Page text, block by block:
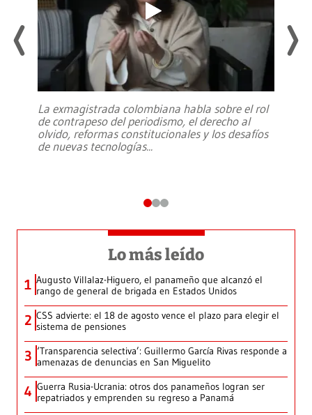
La exmagistrada colombiana habla sobre el rol
de contrapeso del periodismo, el derecho al
olvido, reformas constitucionales y los desafíos
de nuevas tecnologías...
Lo más leído
1 Augusto Villalaz-Higuero, el panameño que alcanzó el
rango de general de brigada en Estados Unidos
2 CSS advierte: el 18 de agosto vence el plazo para elegir el
sistema de pensiones
3 ‘Transparencia selectiva’: Guillermo García Rivas responde a
amenazas de denuncias en San Miguelito
4 Guerra Rusia-Ucrania: otros dos panameños logran ser
repatriados y emprenden su regreso a Panamá